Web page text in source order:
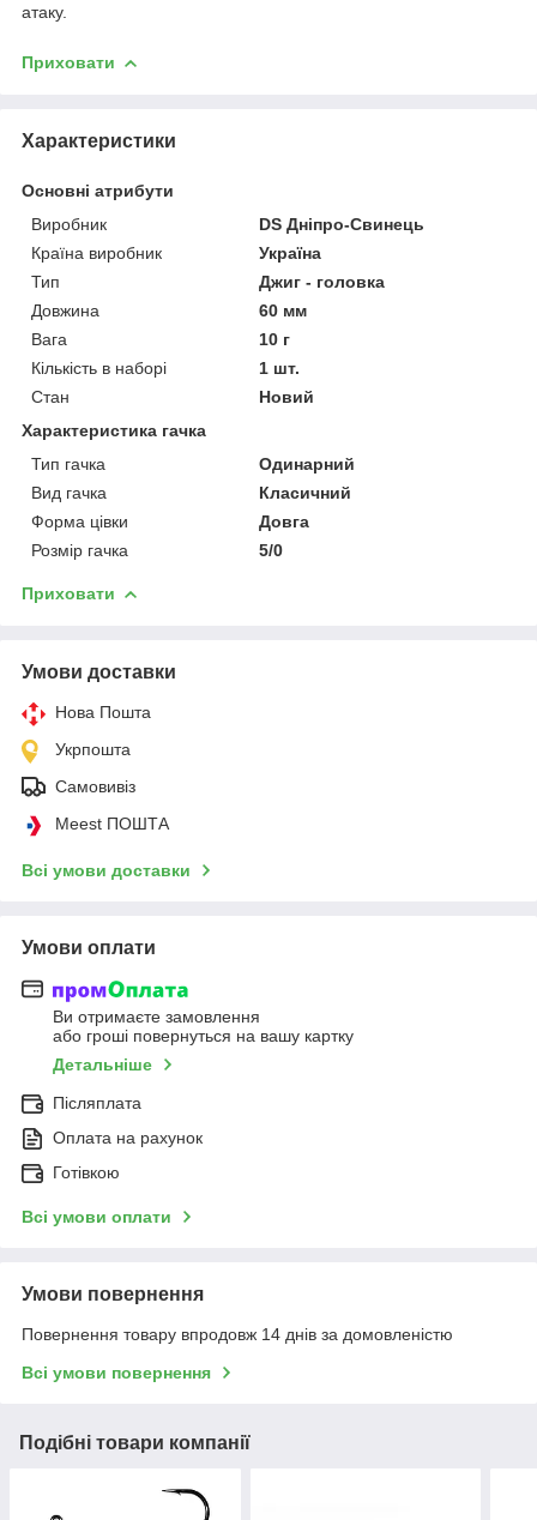
атаку.
Приховати
Характеристики
Основні атрибути
Виробник
DS Дніпро-Свинець
Країна виробник
Україна
Тип
Джиг - головка
Довжина
60 мм
Вага
10 г
Кількість в наборі
1 шт.
Стан
Новий
Характеристика гачка
Тип гачка
Одинарний
Вид гачка
Класичний
Форма цівки
Довга
Розмір гачка
5/0
Приховати
Умови доставки
Нова Пошта
Укрпошта
Самовивіз
Meest ПОШТА
Всі умови доставки
Умови оплати
Ви отримаєте замовлення
або гроші повернуться на вашу картку
Детальніше
Післяплата
Оплата на рахунок
Готівкою
Всі умови оплати
Умови повернення
Повернення товару впродовж 14 днів за домовленістю
Всі умови повернення
Подібні товари компанії